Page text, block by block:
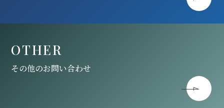
OTHER
その他のお問い合わせ